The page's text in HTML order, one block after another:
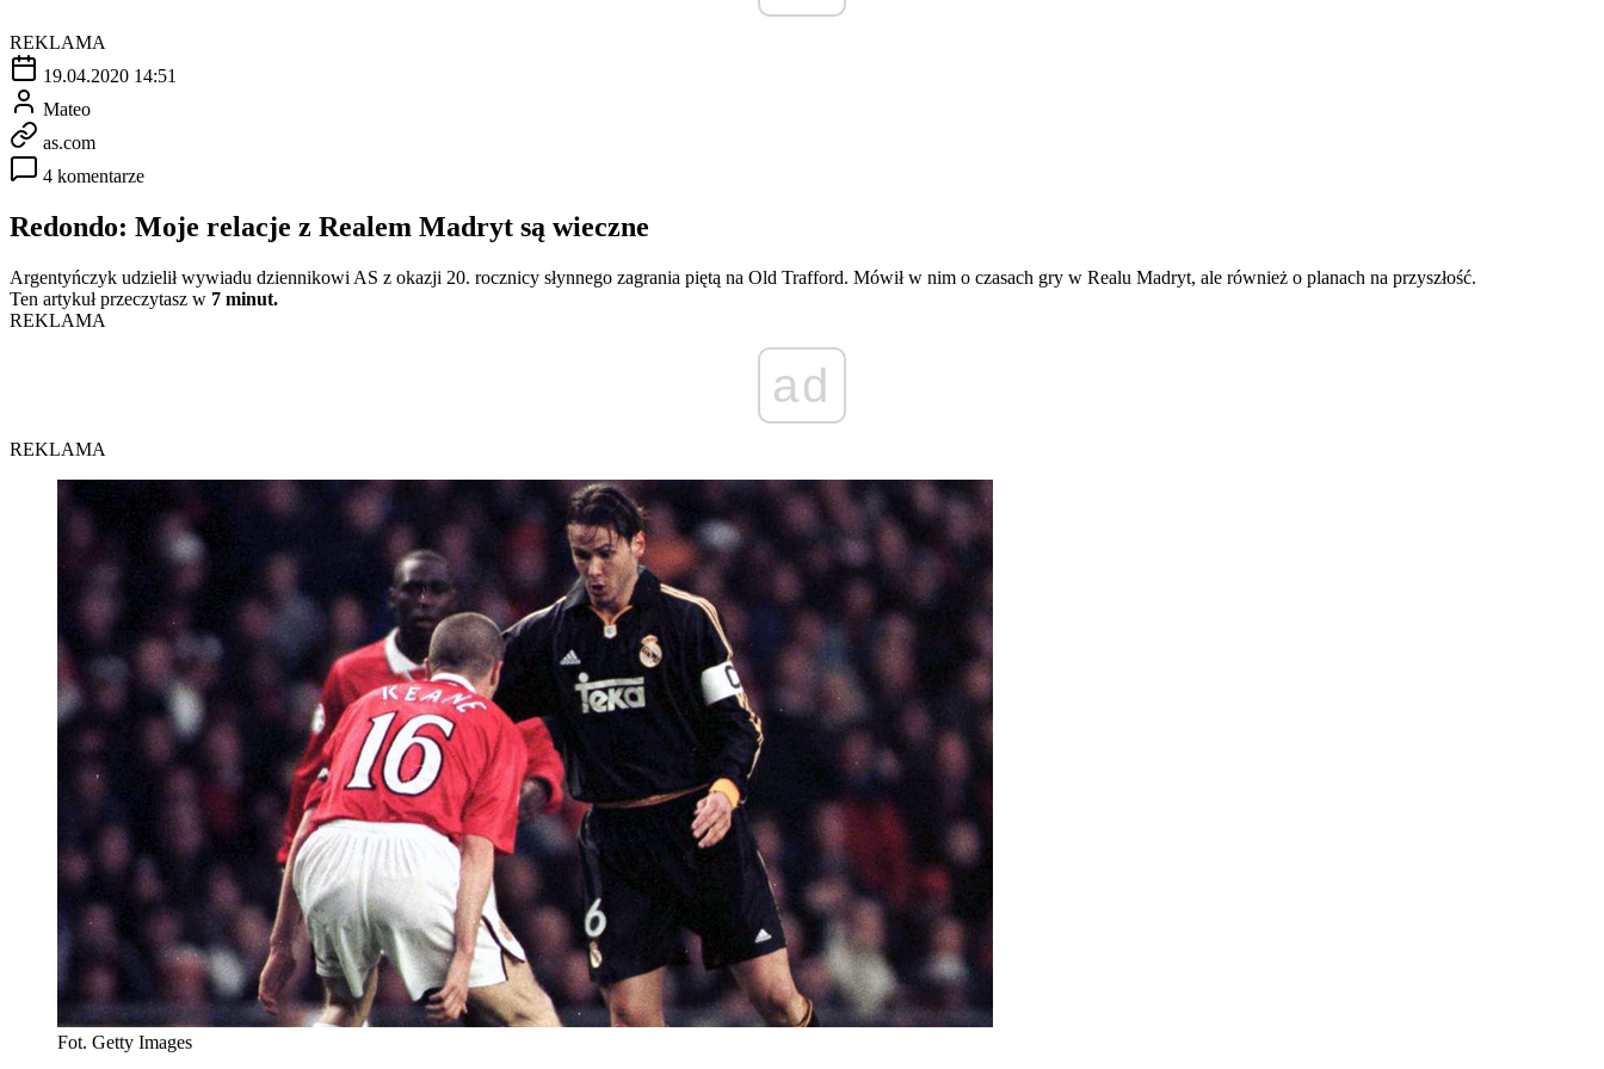
REKLAMA
19.04.2020 14:51
Mateo
as.com
4 komentarze
Redondo: Moje relacje z Realem Madryt są wieczne
Argentyńczyk udzielił wywiadu dziennikowi AS z okazji 20. rocznicy słynnego zagrania piętą na Old Trafford. Mówił w nim o czasach gry w Realu Madryt, ale również o planach na przyszłość.
Ten artykuł przeczytasz w 7 minut.
REKLAMA
ad
REKLAMA
Fot. Getty Images